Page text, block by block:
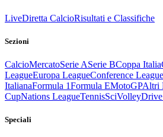
LiveDiretta CalcioRisultati e Classifiche
Sezioni
CalcioMercatoSerie ASerie BCoppa Italia
LeagueEuropa LeagueConference League
ItalianaFormula 1Formula EMotoGPAltri
CupNations LeagueTennisSciVolley
Speciali